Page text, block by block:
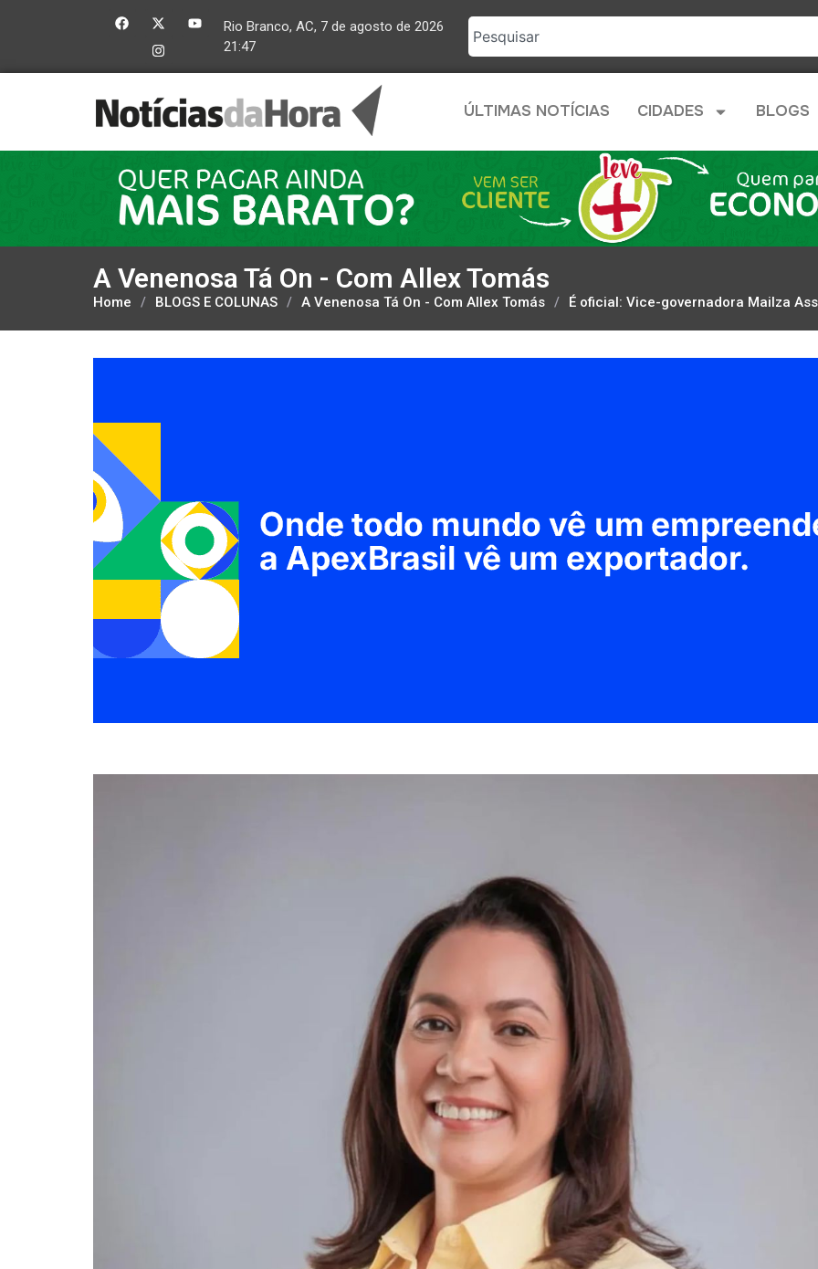
Rio Branco, AC, 7 de agosto de 2026
21:47
ÚLTIMAS NOTÍCIAS CIDADES BLOGS
A Venenosa Tá On - Com Allex Tomás
Home / BLOGS E COLUNAS / A Venenosa Tá On - Com Allex Tomás / É oficial: Vice-governadora Mailza